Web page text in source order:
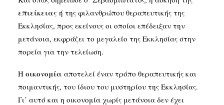
επιείκειας ή της φιλανθρώπου θεραπευτικής της
Εκκλησίας, προς εκείνους οι οποίοι επέδειξαν την
μετάνοια, εκφράζει το μεγαλείο της Εκκλησίας στην
πορεία για την τελείωση.
Η οικονομία αποτελεί έναν τρόπο θεραπευτικής και
ποιμαντικής, του ίδιου του μυστηρίου της Εκκλησίας.
Γι᾽ αυτό και η οικονομία χωρίς μετάνοια δεν έχει